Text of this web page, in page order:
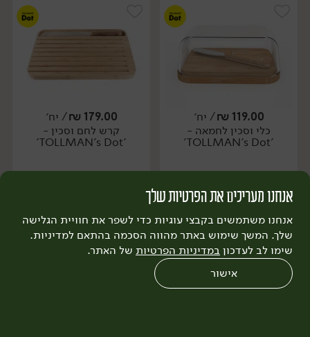
יח׳ יח׳
119.00
₪/ יח׳
כלי וסכין לחמאה -
'TOLLMAN's Dot'
179.00
₪/ יח׳
קרש לחם וסכין -
'TOLLMAN's Dot'
אנחנו מעריכים את הפרטיות שלך
אנחנו משתמשים בקבצי עוגיות כדי לשפר את חוויית הגלישה
שלך. המשך שימוש באתר מהווה הסכמה בהתאם למדיניות.
שימו לב לעדכון במדיניות הפרטיות של האתר.
אישור